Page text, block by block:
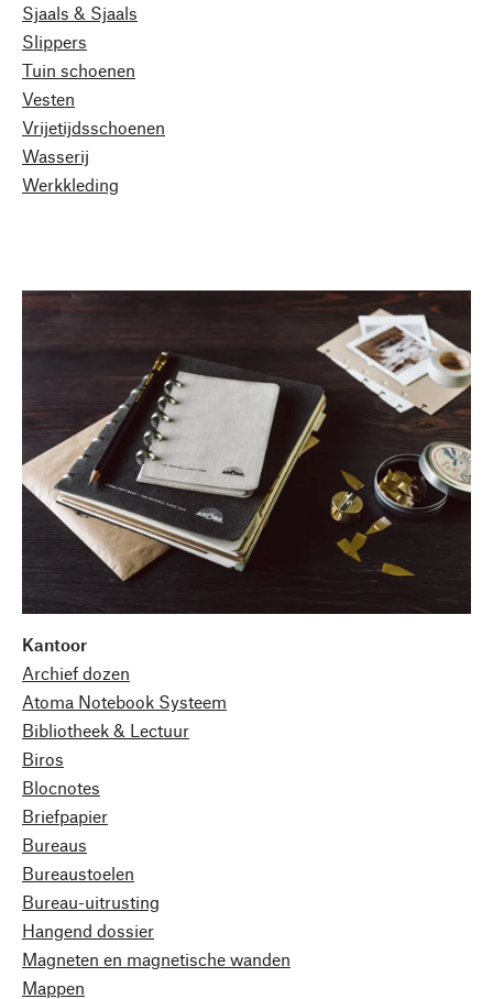
Sjaals & Sjaals
Slippers
Tuin schoenen
Vesten
Vrijetijdsschoenen
Wasserij
Werkkleding
Kantoor
Archief dozen
Atoma Notebook Systeem
Bibliotheek & Lectuur
Biros
Blocnotes
Briefpapier
Bureaus
Bureaustoelen
Bureau-uitrusting
Hangend dossier
Magneten en magnetische wanden
Mappen